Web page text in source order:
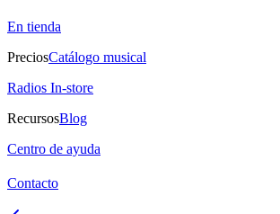
En tienda
PreciosCatálogo musical
Radios In-store
RecursosBlog
Centro de ayuda
Contacto